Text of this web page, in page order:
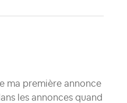
ma première annonce
les annonces quand